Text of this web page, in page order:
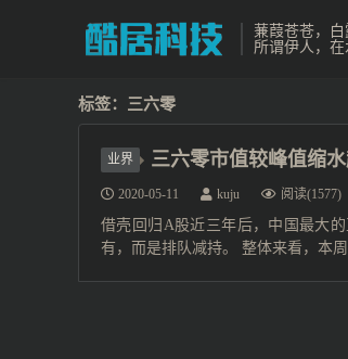
蒹葭苍苍，白
所谓伊人，在
标签：三六零
业界 三六零市值较峰值缩
2020-05-11 kuju 阅读(1577)
借壳回归A股近三年后，中国最大
有，而是排队减持。 整体来看，本